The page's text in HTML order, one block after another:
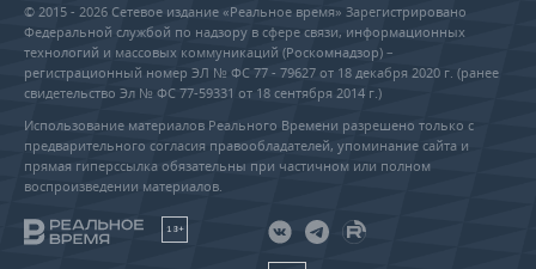
© 2015 - 2026 Сетевое издание «Реальное время» Зарегистрировано
Федеральной службой по надзору в сфере связи, информационных
технологий и массовых коммуникаций (Роскомнадзор) –
регистрационный номер ЭЛ № ФС 77 - 79627 от 18 декабря 2020 г. (ранее
свидетельство Эл № ФС 77-59331 от 18 сентября 2014 г.)
Использование материалов Реального Времени разрешено только с
предварительного согласия правообладателей, упоминание сайта и
прямая гиперссылка обязательны при частичном или полном
воспроизведении материалов.
18+